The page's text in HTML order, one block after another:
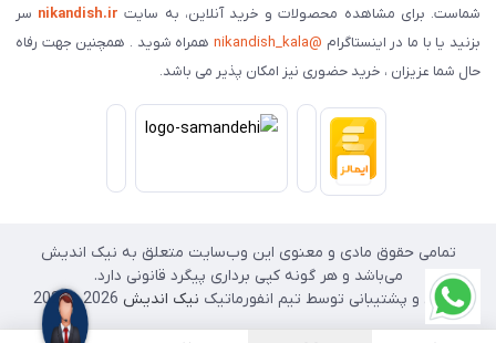
شماست. برای مشاهده محصولات و خرید آنلاین، به سایت nikandish.ir سر
بزنید یا با ما در اینستاگرام @nikandish_kala
همراه شوید . همچنین جهت رفاه
حال شما عزیزان ، خرید حضوری نیز امکان پذیر می باشد.
تمامی حقوق مادی و معنوی این وب‌سایت متعلق به نیک اندیش
می‌باشد و هر گونه کپی برداری پیگرد قانونی دارد.
طراحی و پشتیبانی توسط تیم انفورماتیک نیک اندیش 2026 - 2025